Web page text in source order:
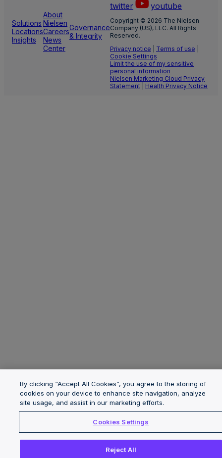
Solutions
Locations
Insights
About
Nielsen
Careers
News
Center
Governance
& Integrity
twitter
youtube
Copyright © 2026 The Nielsen
Company (US), LLC. All Rights
Reserved.
Privacy notice
Terms of use
Cookie Settings
Limit the use of my sensitive
personal information
Nielsen Marketing Cloud Privacy
Statement
Health Privacy Notice
By clicking “Accept All Cookies”, you agree to the storing of
cookies on your device to enhance site navigation, analyze
site usage, and assist in our marketing efforts.
Cookies Settings
Reject All